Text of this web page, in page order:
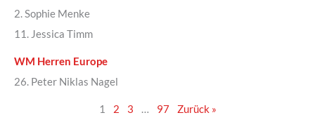
2. Sophie Menke
11. Jessica Timm
WM Herren Europe
26. Peter Niklas Nagel
1 2 3 … 97 Zurück »